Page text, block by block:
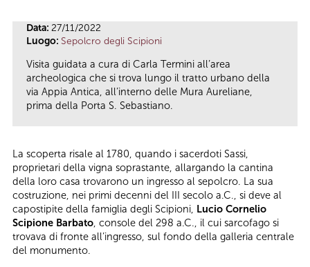
Data: 27/11/2022
Luogo: Sepolcro degli Scipioni
Visita guidata a cura di Carla Termini all’area
archeologica che si trova lungo il tratto urbano della
via Appia Antica, all’interno delle Mura Aureliane,
prima della Porta S. Sebastiano.
La scoperta risale al 1780, quando i sacerdoti Sassi,
proprietari della vigna soprastante, allargando la cantina
della loro casa trovarono un ingresso al sepolcro. La sua
costruzione, nei primi decenni del III secolo a.C., si deve al
capostipite della famiglia degli Scipioni, Lucio Cornelio
Scipione Barbato, console del 298 a.C., il cui sarcofago si
trovava di fronte all’ingresso, sul fondo della galleria centrale
del monumento.